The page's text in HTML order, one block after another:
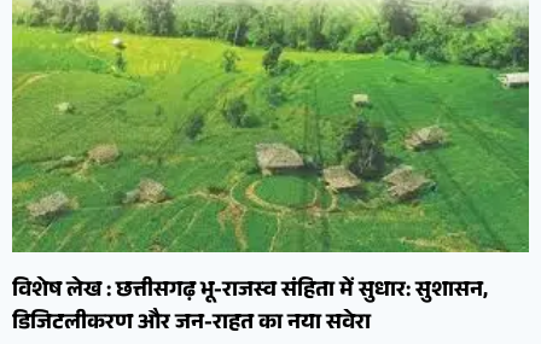
विशेष लेख : छत्तीसगढ़ भू-राजस्व संहिता में सुधार: सुशासन,
डिजिटलीकरण और जन-राहत का नया सवेरा